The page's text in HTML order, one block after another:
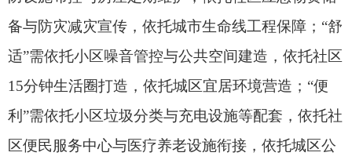
看，“好房子”既包括新建住房的“高品质”（如规定
住宅层高不低于3米、4层及以上住宅安装电梯），
也包括既有住房的改造升级（如适老化改造、节能
改造、原拆原建），是家庭生活的基本盘，也是“四
好”建设的出发点。
承启“四好”建设的枢纽节点